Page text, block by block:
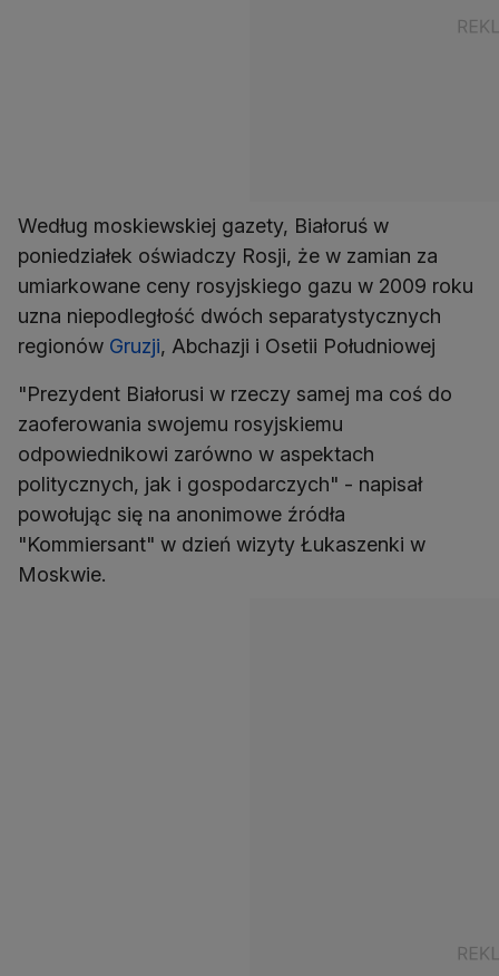
Według moskiewskiej gazety, Białoruś w
poniedziałek oświadczy Rosji, że w zamian za
umiarkowane ceny rosyjskiego gazu w 2009 roku
uzna niepodległość dwóch separatystycznych
regionów Gruzji, Abchazji i Osetii Południowej
"Prezydent Białorusi w rzeczy samej ma coś do
zaoferowania swojemu rosyjskiemu
odpowiednikowi zarówno w aspektach
politycznych, jak i gospodarczych" - napisał
powołując się na anonimowe źródła
"Kommiersant" w dzień wizyty Łukaszenki w
Moskwie.